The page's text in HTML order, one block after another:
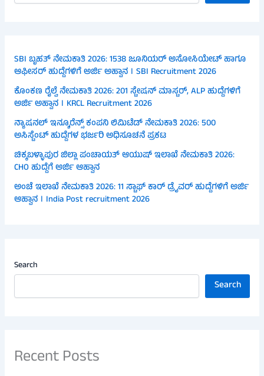
SBI ಬೃಹತ್ ನೇಮಕಾತಿ 2026: 1538 ಜೂನಿಯರ್ ಅಸೋಸಿಯೇಟ್ ಹಾಗೂ
ಆಫೀಸರ್ ಹುದ್ದೆಗಳಿಗೆ ಅರ್ಜಿ ಅಹ್ವಾನ । SBI Recruitment 2026
ಕೊಂಕಣ ರೈಲ್ವೆ ನೇಮಕಾತಿ 2026: 201 ಸ್ಟೇಷನ್ ಮಾಸ್ಟರ್, ALP ಹುದ್ದೆಗಳಿಗೆ
ಅರ್ಜಿ ಅಹ್ವಾನ । KRCL Recruitment 2026
ನ್ಯಾಷನಲ್ ಇನ್ಶೂರೆನ್ಸ್ ಕಂಪನಿ ಲಿಮಿಟೆಡ್ ನೇಮಕಾತಿ 2026: 500
ಅಸಿಸ್ಟೆಂಟ್ ಹುದ್ದೆಗಳ ಭರ್ಜರಿ ಅಧಿಸೂಚನೆ ಪ್ರಕಟ
ಚಿಕ್ಕಬಳ್ಳಾಪುರ ಜಿಲ್ಲಾ ಪಂಚಾಯತ್ ಆಯುಷ್ ಇಲಾಖೆ ನೇಮಕಾತಿ 2026:
CHO ಹುದ್ದೆಗೆ ಅರ್ಜಿ ಆಹ್ವಾನ
ಅಂಚೆ ಇಲಾಖೆ ನೇಮಕಾತಿ 2026: 11 ಸ್ಟಾಫ್ ಕಾರ್ ಡ್ರೈವರ್ ಹುದ್ದೆಗಳಿಗೆ ಅರ್ಜಿ
ಆಹ್ವಾನ । India Post recruitment 2026
Search
Search
Recent Posts